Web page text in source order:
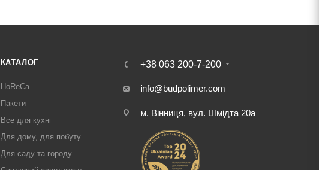
КАТАЛОГ
HoReCa
Пакети
Все для кухні
Для дому, для побуту
Для саду та городу
+38 063 200-7-200
info@budpolimer.com
м. Вінниця, вул. Шмідта 20а